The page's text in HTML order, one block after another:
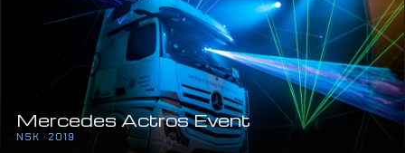
Mercedes Actros Event
NSK · 2019